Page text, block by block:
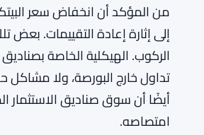
هذا النوع من السلوك يستحق
حاويات سلبية للتعرض
جزءًا كبيرًا من المال المؤسسي
الأرباح، أو لإعادة التوازن
واضح حقًا. لكن الاتجاه واضح.